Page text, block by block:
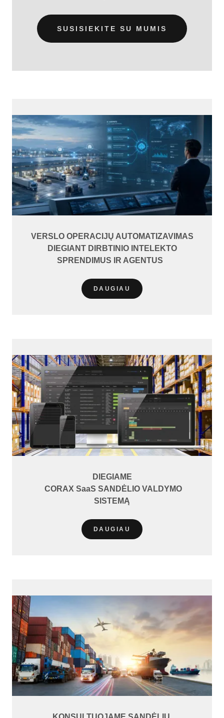
SUSISIEKITE SU MUMIS
VERSLO OPERACIJŲ AUTOMATIZAVIMAS
DIEGIANT DIRBTINIO INTELEKTO
SPRENDIMUS IR AGENTUS
DAUGIAU
DIEGIAME
CORAX SaaS SANDĖLIO VALDYMO
SISTEMĄ
DAUGIAU